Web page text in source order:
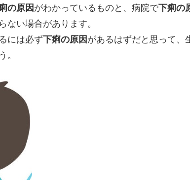
の原因がわかっているものと、病院で下痢の
ない場合があります。
には必ず下痢の原因 があるはずだと思って、
。